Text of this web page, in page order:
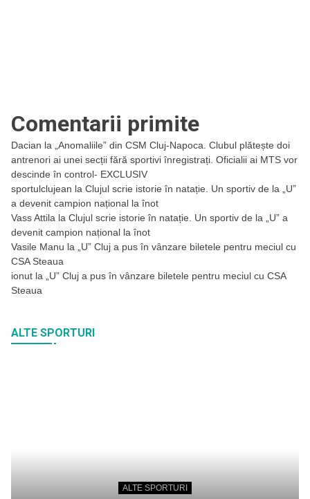
Comentarii primite
Dacian la
„Anomaliile” din CSM Cluj-Napoca. Clubul plătește doi
antrenori ai unei secții fără sportivi înregistrați. Oficialii ai MTS vor
descinde în control- EXCLUSIV
sportulclujean la Clujul scrie istorie în natație. Un sportiv de la „U”
a devenit campion național la înot
Vass Attila la Clujul scrie istorie în natație. Un sportiv de la „U” a
devenit campion național la înot
Vasile Manu la
„U” Cluj a pus în vânzare biletele pentru meciul cu
CSA Steaua
ionut la
„U” Cluj a pus în vânzare biletele pentru meciul cu CSA
Steaua
ALTE SPORTURI
ALTE SPORTURI